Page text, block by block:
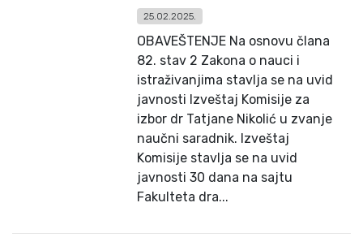
25.02.2025.
OBAVEŠTENJE Na osnovu člana
82. stav 2 Zakona o nauci i
istraživanjima stavlja se na uvid
javnosti Izveštaj Komisije za
izbor dr Tatjane Nikolić u zvanje
naučni saradnik. Izveštaj
Komisije stavlja se na uvid
javnosti 30 dana na sajtu
Fakulteta dra...